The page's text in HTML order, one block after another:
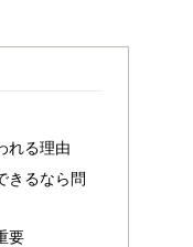
れる理由
きるなら問
要